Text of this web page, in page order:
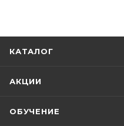
КАТАЛОГ
АКЦИИ
ОБУЧЕНИЕ